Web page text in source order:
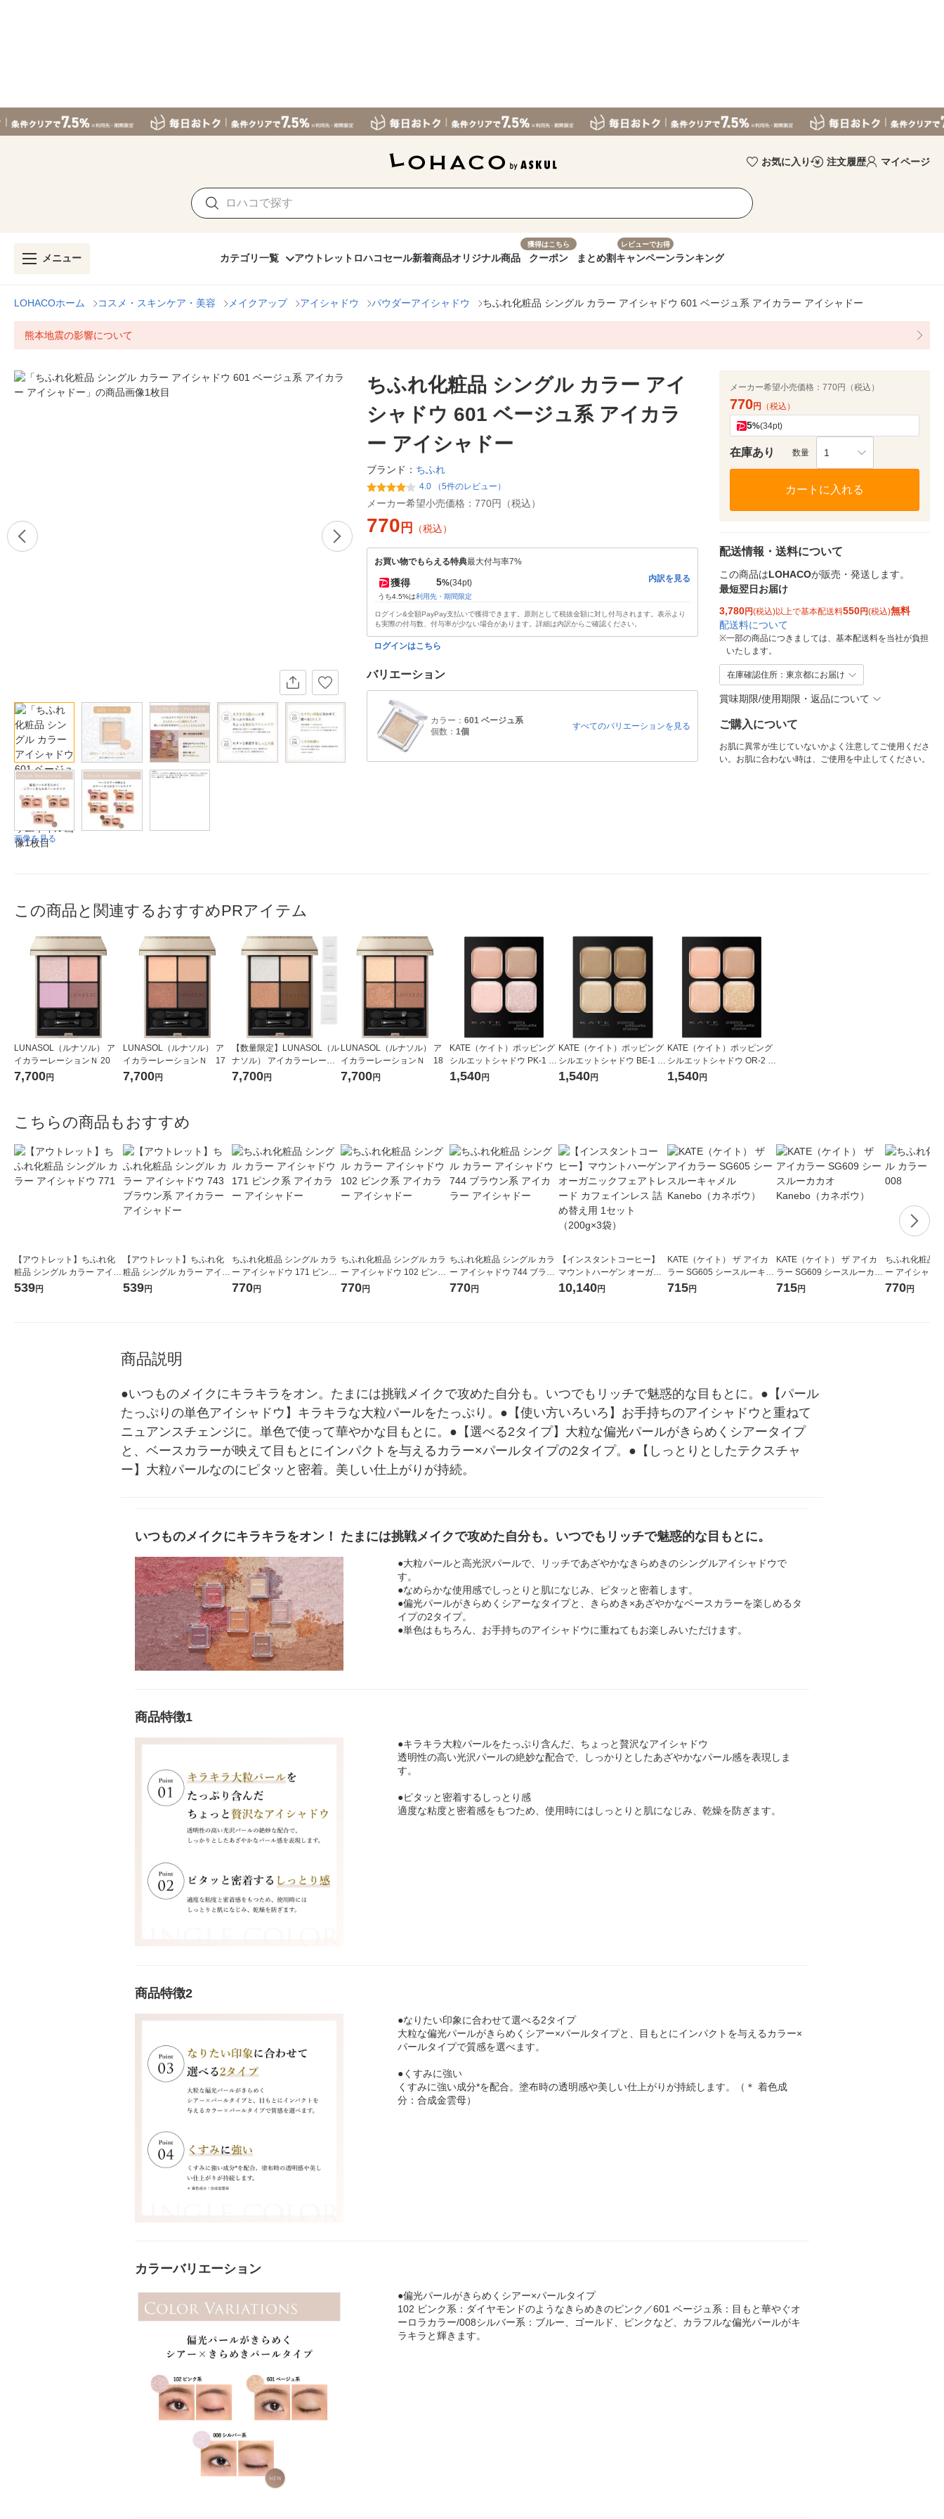
お気に入り 注文履歴 マイページ
メニュー カテゴリ一覧 アウトレット ロハコセール新着商品オリジナル商品
獲得はこちら
クーポン まとめ割
レビューでお得
キャンペーンランキング
LOHACOホーム コスメ・スキンケア・美容 メイクアップ アイシャドウ パウダーアイシャドウ ちふれ化粧品 シングル カラー アイシャドウ 601 ベージュ系 アイカラー アイシャドー
熊本地震の影響について
画像を見る
ちふれ化粧品 シングル カラー アイ
シャドウ 601 ベージュ系 アイカラ
ー アイシャドー
ブランド： ちふれ
4.0 （5件のレビュー）
メーカー希望小売価格： 770円（税込）
770 円 （税込）
お買い物でもらえる特典最大付与率7%
獲得 5%(34pt)
うち4.5%は利用先・期間限定
内訳を見る
ログイン&全額PayPay支払いで獲得できます。原則として税抜金額に対し付与されます。表示より
も実際の付与数、付与率が少ない場合があります。詳細は内訳からご確認ください。
ログインはこちら
バリエーション
カラー： 601 ベージュ系
個数： 1個
すべてのバリエーションを見る
メーカー希望小売価格： 770円（税込）
770円 （税込）
5%(34pt)
在庫あり 数量 1
カートに入れる
配送情報・送料について
この商品はLOHACOが販売・発送します。
最短翌日お届け
3,780円(税込)以上で基本配送料550円(税込)無料
配送料について
※一部の商品につきましては、基本配送料を当社が負担
いたします。
在庫確認住所：東京都にお届け
賞味期限/使用期限・返品について
ご購入について
お肌に異常が生じていないかよく注意してご使用くださ
い。お肌に合わない時は、ご使用を中止してください。
この商品と関連するおすすめPRアイテム
LUNASOL（ルナソル） ア
イカラーレーションＮ 20
7,700円
LUNASOL（ルナソル） ア
イカラーレーションＮ 17
7,700円
【数量限定】LUNASOL（ル
ナソル） アイカラーレーシ
ョンN 15 おまけつきセット
7,700円
LUNASOL（ルナソル） ア
イカラーレーションＮ 18
7,700円
KATE（ケイト）ポッピング
シルエットシャドウ PK-1 ラ
ズベリーロゼ ポップカネボ
ウ アイシャドウ
1,540円
KATE（ケイト）ポッピング
シルエットシャドウ BE-1 シ
ナモンポップ カネボウ アイ
シャドウ
1,540円
KATE（ケイト）ポッピング
シルエットシャドウ OR-2 コ
ーラルロゼポップ カネボウ
アイシャドウ
1,540円
こちらの商品もおすすめ
【アウトレット】ちふれ化
粧品 シングル カラー アイシ
ャドウ 771
539円
【アウトレット】ちふれ化
粧品 シングル カラー アイシ
ャドウ 743 ブラウン系 アイ
539円
ちふれ化粧品 シングル カラ
ー アイシャドウ 171 ピンク
系 アイカラー アイシャドー
770円
ちふれ化粧品 シングル カラ
ー アイシャドウ 102 ピンク
系 アイカラー アイシャドー
770円
ちふれ化粧品 シングル カラ
ー アイシャドウ 744 ブラウ
ン系 アイカラー アイシャド
770円
【インスタントコーヒー】
マウントハーゲン オーガニ
ックフェアトレード カフェ
インレス 詰め替え用 1セッ
10,140円
KATE（ケイト） ザ アイカ
ラー SG605 シースルーキャ
メル Kanebo（カネボウ）
715円
KATE（ケイト） ザ アイカ
ラー SG609 シースルーカカ
オ Kanebo（カネボウ）
715円
ちふれ化粧品
ー アイシャド
770円
商品説明
●いつものメイクにキラキラをオン。たまには挑戦メイクで攻めた自分も。いつでもリッチで魅惑的な目もとに。●【パール
たっぷりの単色アイシャドウ】キラキラな大粒パールをたっぷり。●【使い方いろいろ】お手持ちのアイシャドウと重ねて
ニュアンスチェンジに。単色で使って華やかな目もとに。●【選べる2タイプ】大粒な偏光パールがきらめくシアータイプ
と、ベースカラーが映えて目もとにインパクトを与えるカラー×パールタイプの2タイプ。●【しっとりとしたテクスチャ
ー】大粒パールなのにピタッと密着。美しい仕上がりが持続。
いつものメイクにキラキラをオン！ たまには挑戦メイクで攻めた自分も。いつでもリッチで魅惑的な目もとに。
●大粒パールと高光沢パールで、リッチであざやかなきらめきのシングルアイシャドウで
す。
●なめらかな使用感でしっとりと肌になじみ、ピタッと密着します。
●偏光パールがきらめくシアーなタイプと、きらめき×あざやかなベースカラーを楽しめるタ
イプの2タイプ。
●単色はもちろん、お手持ちのアイシャドウに重ねてもお楽しみいただけます。
商品特徴1
●キラキラ大粒パールをたっぷり含んだ、ちょっと贅沢なアイシャドウ
透明性の高い光沢パールの絶妙な配合で、しっかりとしたあざやかなパール感を表現しま
す。
●ピタッと密着するしっとり感
適度な粘度と密着感をもつため、使用時にはしっとりと肌になじみ、乾燥を防ぎます。
商品特徴2
●なりたい印象に合わせて選べる2タイプ
大粒な偏光パールがきらめくシアー×パールタイプと、目もとにインパクトを与えるカラー×
パールタイプで質感を選べます。
●くすみに強い
くすみに強い成分*を配合。塗布時の透明感や美しい仕上がりが持続します。（＊ 着色成
分：合成金雲母）
カラーバリエーション
●偏光パールがきらめくシアー×パールタイプ
102 ピンク系：ダイヤモンドのようなきらめきのピンク／601 ベージュ系：目もと華やぐオ
ーロラカラー/008シルバー系：ブルー、ゴールド、ピンクなど、カラフルな偏光パールがキ
ラキラと輝きます。